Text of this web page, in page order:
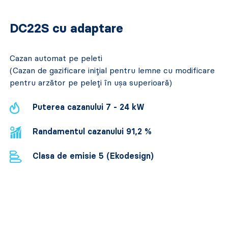
DC22S cu adaptare
Cazan automat pe peleti
(Cazan de gazificare inițial pentru lemne cu modificare
pentru arzător pe peleți în ușa superioară)
Puterea cazanului 7 - 24 kW
Randamentul cazanului 91,2 %
Clasa de emisie 5 (Ekodesign)